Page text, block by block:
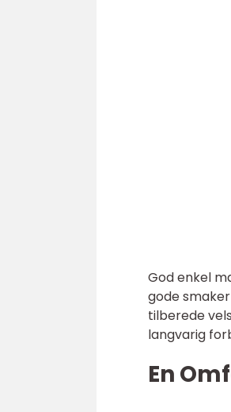
God enkel
gode
tilberede
langvarig
En